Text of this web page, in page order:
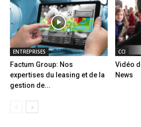
ENTREPRISES
Factum Group: Nos
expertises du leasing et de la
gestion de...
CCI
Vidéo
News